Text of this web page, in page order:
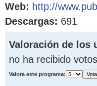
Web: http://
Descargas: 691
Valoración de los
no ha recibido votos
Valora este programa: